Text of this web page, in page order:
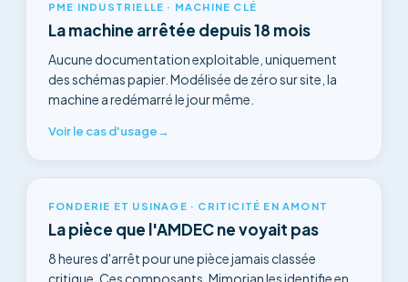
PME INDUSTRIELLE · MACHINE CLÉ
La machine arrêtée depuis 18 mois
Aucune documentation exploitable, uniquement
des schémas papier. Modélisée de zéro sur site, la
machine a redémarré le jour même.
Voir le cas d'usage→
FONDERIE ET USINAGE · CRITICITÉ EN AMONT
La pièce que l'AMDEC ne voyait pas
8 heures d'arrêt pour une pièce jamais classée
critique. Ces composants, Mimorian les identifie en